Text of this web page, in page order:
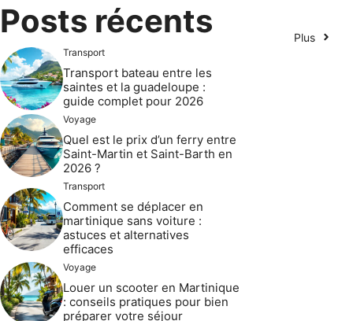
Posts récents Plus
Transport
Transport bateau entre les
saintes et la guadeloupe :
guide complet pour 2026
Voyage
Quel est le prix d’un ferry entre
Saint-Martin et Saint-Barth en
2026 ?
Transport
Comment se déplacer en
martinique sans voiture :
astuces et alternatives
efficaces
Voyage
Louer un scooter en Martinique
: conseils pratiques pour bien
préparer votre séjour